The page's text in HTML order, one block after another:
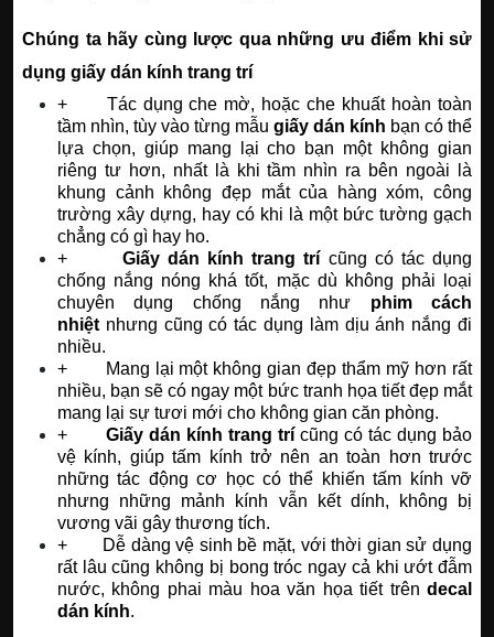
Chúng ta hãy cùng lược qua những ưu điểm khi sử
dụng giấy dán kính trang trí
+ Tác dụng che mờ, hoặc che khuất hoàn toàn
tầm nhìn, tùy vào từng mẫu giấy dán kính bạn có thể
lựa chọn, giúp mang lại cho bạn một không gian
riêng tư hơn, nhất là khi tầm nhìn ra bên ngoài là
khung cảnh không đẹp mắt của hàng xóm, công
trường xây dựng, hay có khi là một bức tường gạch
chẳng có gì hay ho.
+ Giấy dán kính trang trí cũng có tác dụng
chống nắng nóng khá tốt, mặc dù không phải loại
chuyên dụng chống nắng như phim cách
nhiệt nhưng cũng có tác dụng làm dịu ánh nắng đi
nhiều.
+ Mang lại một không gian đẹp thẩm mỹ hơn rất
nhiều, bạn sẽ có ngay một bức tranh họa tiết đẹp mắt
mang lại sự tươi mới cho không gian căn phòng.
+ Giấy dán kính trang trí cũng có tác dụng bảo
vệ kính, giúp tấm kính trở nên an toàn hơn trước
những tác động cơ học có thể khiến tấm kính vỡ
nhưng những mảnh kính vẫn kết dính, không bị
vương vãi gây thương tích.
+ Dễ dàng vệ sinh bề mặt, với thời gian sử dụng
rất lâu cũng không bị bong tróc ngay cả khi ướt đẫm
nước, không phai màu hoa văn họa tiết trên decal
dán kính.